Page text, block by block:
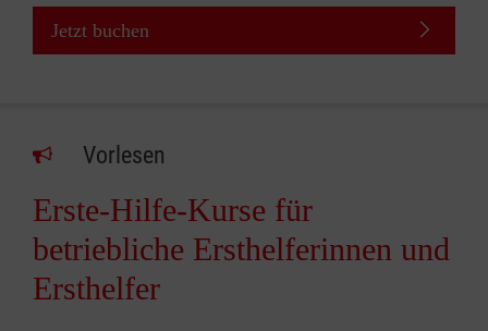
Jetzt buchen
Vorlesen
Erste-Hilfe-Kurse für
betriebliche Ersthelferinnen und
Ersthelfer